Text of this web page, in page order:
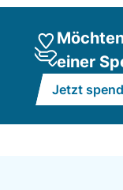
in fünf
Unsere
• Zwei Gruppen
• Zwei Gruppen
einer
Jetzt